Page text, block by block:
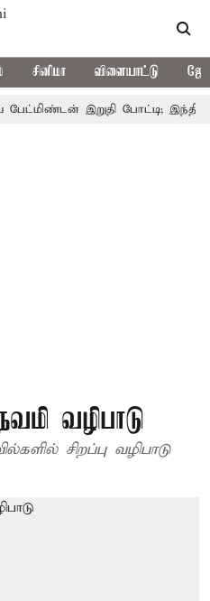
சினிமா விளையாட்டு
இறுதி போட்டி; இந்திய
வழிபாடு
சிறப்பு வழிபாடு